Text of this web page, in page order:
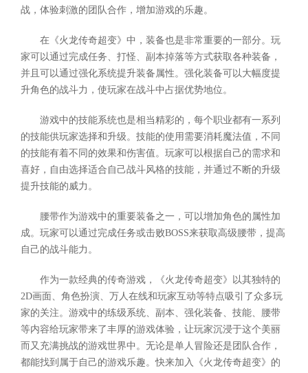
战，体验刺激的团队合作，增加游戏的乐趣。
在《火龙传奇超变》中，装备也是非常重要的一部分。玩
家可以通过完成任务、打怪、副本掉落等方式获取各种装备，
并且可以通过强化系统提升装备属性。强化装备可以大幅度提
升角色的战斗力，使玩家在战斗中占据优势地位。
游戏中的技能系统也是相当精彩的，每个职业都有一系列
的技能供玩家选择和升级。技能的使用需要消耗魔法值，不同
的技能有着不同的效果和伤害值。玩家可以根据自己的需求和
喜好，自由选择适合自己战斗风格的技能，并通过不断的升级
提升技能的威力。
腰带作为游戏中的重要装备之一，可以增加角色的属性加
成。玩家可以通过完成任务或击败BOSS来获取高级腰带，提高
自己的战斗能力。
作为一款经典的传奇游戏，《火龙传奇超变》以其独特的
2D画面、角色扮演、万人在线和玩家互动等特点吸引了众多玩
家的关注。游戏中的练级系统、副本、强化装备、技能、腰带
等内容给玩家带来了丰厚的游戏体验，让玩家沉浸于这个美丽
而又充满挑战的游戏世界中。无论是单人冒险还是团队合作，
都能找到属于自己的游戏乐趣。快来加入《火龙传奇超变》的